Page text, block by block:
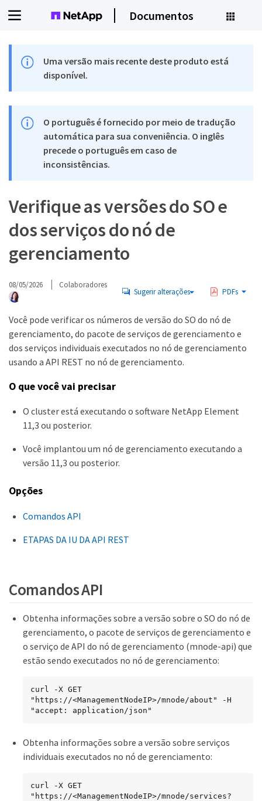
Documentos
Uma versão mais recente deste produto está
disponível.
O português é fornecido por meio de tradução
automática para sua conveniência. O inglês
precede o português em caso de
inconsistências.
Verifique as versões do SO e
dos serviços do nó de
gerenciamento
08/05/2026 Colaboradores
Sugerir alterações PDFs
Você pode verificar os números de versão do SO do nó de
gerenciamento, do pacote de serviços de gerenciamento e
dos serviços individuais executados no nó de gerenciamento
usando a API REST no nó de gerenciamento.
O que você vai precisar
O cluster está executando o software NetApp Element
11,3 ou posterior.
Você implantou um nó de gerenciamento executando a
versão 11,3 ou posterior.
Opções
Comandos API
ETAPAS DA IU DA API REST
Comandos API
Obtenha informações sobre a versão sobre o SO do nó de
gerenciamento, o pacote de serviços de gerenciamento e
o serviço de API do nó de gerenciamento (mnode-api) que
estão sendo executados no nó de gerenciamento:
curl -X GET
"https://<ManagementNodeIP>/mnode/about" -H
"accept: application/json"
Obtenha informações sobre a versão sobre serviços
individuais executados no nó de gerenciamento:
curl -X GET
"https://<ManagementNodeIP>/mnode/services?